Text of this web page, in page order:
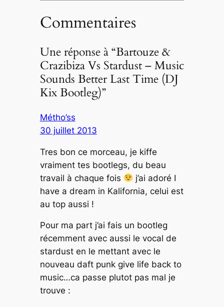
Commentaires
Une réponse à “Bartouze &
Crazibiza Vs Stardust – Music
Sounds Better Last Time (DJ
Kix Bootleg)”
Métho’ss
30 juillet 2013
Tres bon ce morceau, je kiffe
vraiment tes bootlegs, du beau
travail à chaque fois
j’ai adoré I
have a dream in Kalifornia, celui est
au top aussi !
Pour ma part j’ai fais un bootleg
récemment avec aussi le vocal de
stardust en le mettant avec le
nouveau daft punk give life back to
music…ca passe plutot pas mal je
trouve :